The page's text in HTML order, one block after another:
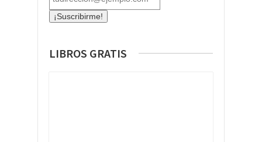
LIBROS GRATIS